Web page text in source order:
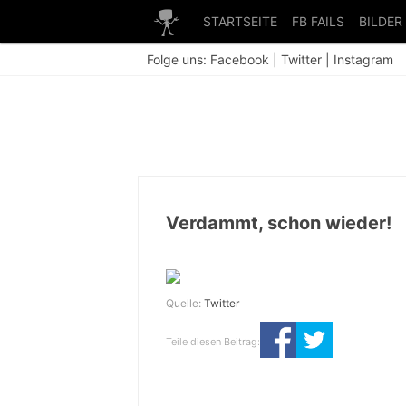
STARTSEITE FB FAILS BILDER
Folge uns: Facebook Twitter Instagram
Verdammt, schon wieder!
Quelle: Twitter
Teile diesen Beitrag: